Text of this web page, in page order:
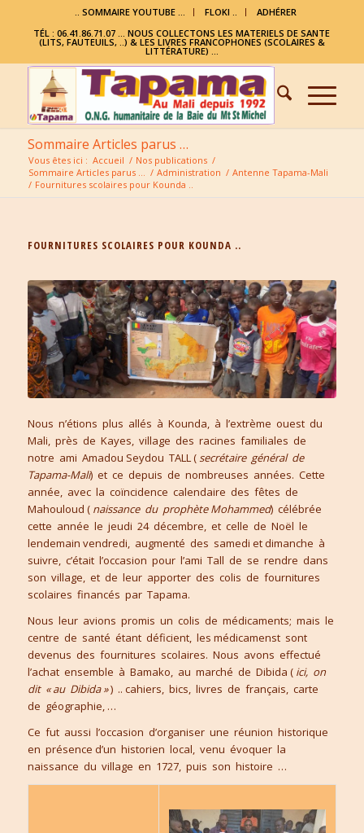
.. SOMMAIRE YOUTUBE … FLOKI ..
ADHÉRER
TÉL : 06.41.86.71.07 ... NOUS COLLECTONS LES MATERIELS DE SANTE
(LITS, FAUTEUILS, ..) & LES LIVRES FRANCOPHONES (SCOLAIRES &
LITTÉRATURE) ...
Sommaire Articles parus …
Vous êtes ici : Accueil / Nos publications /
Sommaire Articles parus … / Administration / Antenne Tapama-Mali
/ Fournitures scolaires pour Kounda ..
FOURNITURES SCOLAIRES POUR KOUNDA ..
Nous n’étions plus allés à Kounda, à l’extrème ouest du
Mali, près de Kayes, village des racines familiales de
notre ami Amadou Seydou TALL (secrétaire général de
Tapama-Mali) et ce depuis de nombreuses années. Cette
année, avec la coïncidence calendaire des fêtes de
Mahouloud ( naissance du prophète Mohammed) célébrée
cette année le jeudi 24 décembre, et celle de Noël le
lendemain vendredi, augmenté des samedi et dimanche à
suivre, c’était l’occasion pour l’ami Tall de se rendre dans
son village, et de leur apporter des colis de fournitures
scolaires financés par Tapama.
Nous leur avions promis un colis de médicaments; mais le
centre de santé étant déficient, les médicamenst sont
devenus des fournitures scolaires. Nous avons effectué
l’achat ensemble à Bamako, au marché de Dibida (ici, on
dit « au Dibida ») .. cahiers, bics, livres de français, carte
de géographie, …
Ce fut aussi l’occasion d’organiser une réunion historique
en présence d’un historien local, venu évoquer la
naissance du village en 1727, puis son histoire …